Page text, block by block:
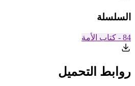
السلسلة
84 - كتاب الأمة
روابط التحميل